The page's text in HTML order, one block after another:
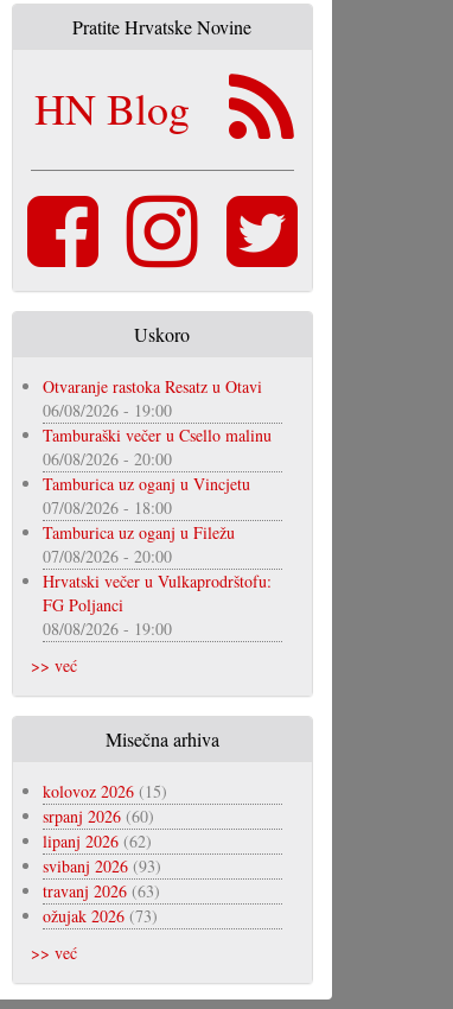
Pratite Hrvatske Novine
HN Blog
Uskoro
Otvaranje rastoka Resatz u Otavi
06/08/2026 - 19:00
Tamburaški večer u Csello malinu
06/08/2026 - 20:00
Tamburica uz oganj u Vincjetu
07/08/2026 - 18:00
Tamburica uz oganj u Filežu
07/08/2026 - 20:00
Hrvatski večer u Vulkaprodrštofu:
FG Poljanci
08/08/2026 - 19:00
>> već
Misečna arhiva
kolovoz 2026(15)
srpanj 2026(60)
lipanj 2026(62)
svibanj 2026(93)
travanj 2026(63)
ožujak 2026(73)
>> već